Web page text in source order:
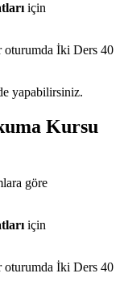
için
oturumda İki Ders 40
yapabilirsiniz.
Kursu
göre
için
oturumda İki Ders 40